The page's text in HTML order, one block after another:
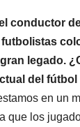
conductor
futbolistas
legado.
del
en un
que los